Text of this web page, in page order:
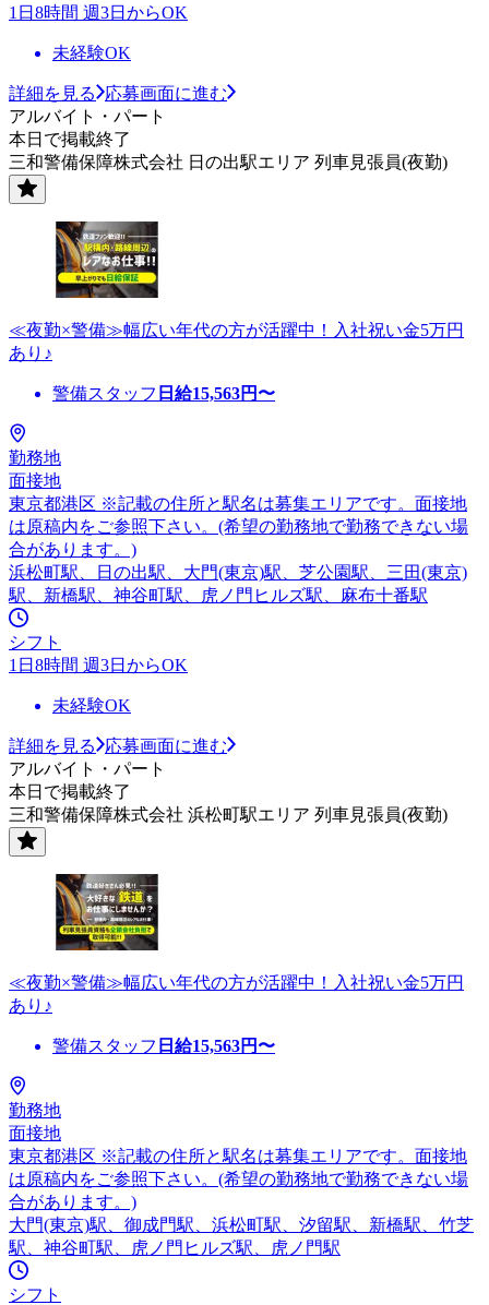
1日8時間 週3日からOK
未経験OK
詳細を見る
応募画面に進む
アルバイト・パート
本日で掲載終了
三和警備保障株式会社 日の出駅エリア 列車見張員(夜勤)
≪夜勤×警備≫幅広い年代の方が活躍中！入社祝い金5万円
あり♪
警備スタッフ 日給15,563円〜
勤務地
面接地
東京都港区 ※記載の住所と駅名は募集エリアです。面接地
は原稿内をご参照下さい。(希望の勤務地で勤務できない場
合があります。)
浜松町駅、日の出駅、大門(東京)駅、芝公園駅、三田(東京)
駅、新橋駅、神谷町駅、虎ノ門ヒルズ駅、麻布十番駅
シフト
1日8時間 週3日からOK
未経験OK
詳細を見る
応募画面に進む
アルバイト・パート
本日で掲載終了
三和警備保障株式会社 浜松町駅エリア 列車見張員(夜勤)
≪夜勤×警備≫幅広い年代の方が活躍中！入社祝い金5万円
あり♪
警備スタッフ 日給15,563円〜
勤務地
面接地
東京都港区 ※記載の住所と駅名は募集エリアです。面接地
は原稿内をご参照下さい。(希望の勤務地で勤務できない場
合があります。)
大門(東京)駅、御成門駅、浜松町駅、汐留駅、新橋駅、竹芝
駅、神谷町駅、虎ノ門ヒルズ駅、虎ノ門駅
シフト